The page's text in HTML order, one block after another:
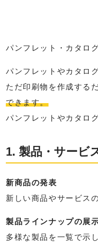
パンフレット・カタロ
パンフレットやカタロ
ただ印刷物を作成する
できます。
パンフレットやカタロ
1. 製品・サービ
新商品の発表
新しい商品やサービス
製品ラインナップの展
多様な製品を一覧で示